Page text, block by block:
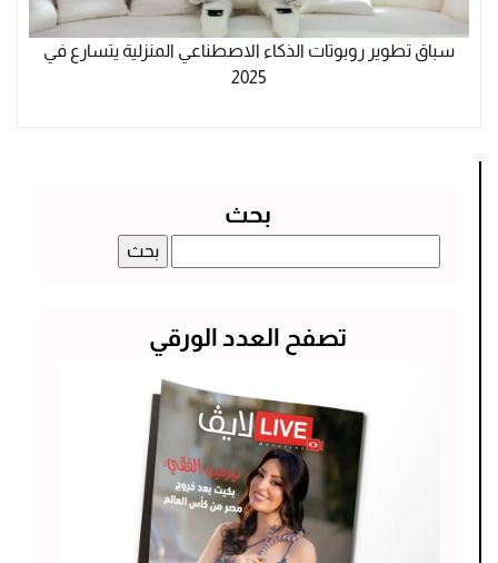
سباق تطوير روبوتات الذكاء الاصطناعي المنزلية يتسارع في
2025
بحث
عن:
تصفح العدد الورقي